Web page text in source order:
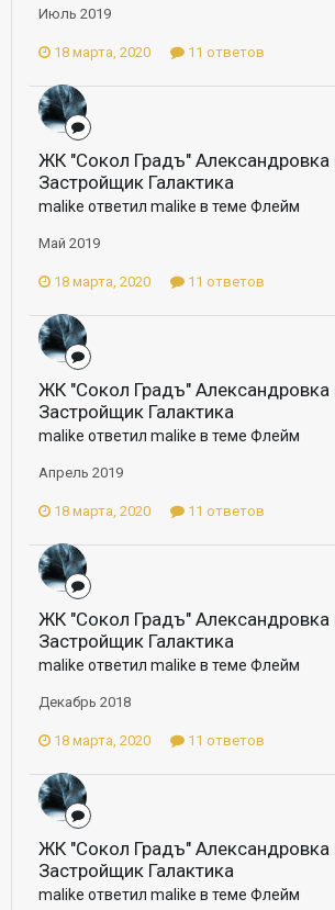
Июль 2019
18 марта, 2020 11 ответов
ЖК "Сокол Градъ" Александровка
Застройщик Галактика
malike ответил malike в теме Флейм
Май 2019
18 марта, 2020 11 ответов
ЖК "Сокол Градъ" Александровка
Застройщик Галактика
malike ответил malike в теме Флейм
Апрель 2019
18 марта, 2020 11 ответов
ЖК "Сокол Градъ" Александровка
Застройщик Галактика
malike ответил malike в теме Флейм
Декабрь 2018
18 марта, 2020 11 ответов
ЖК "Сокол Градъ" Александровка
Застройщик Галактика
malike ответил malike в теме Флейм